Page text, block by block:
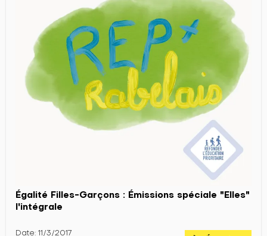
Égalité Filles-Garçons : Émissions spéciale "Elles"
l'intégrale
Date: 11/3/2017